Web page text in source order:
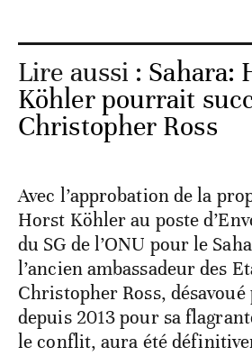
Lire aussi : Sahara:
Köhler pourrait
Christopher Ross
Avec l’approbation de la
Horst Köhler au poste
du SG de l’ONU pour le
l’ancien ambassadeur des
Christopher Ross, désavoué
depuis 2013 pour sa
le conflit, aura été